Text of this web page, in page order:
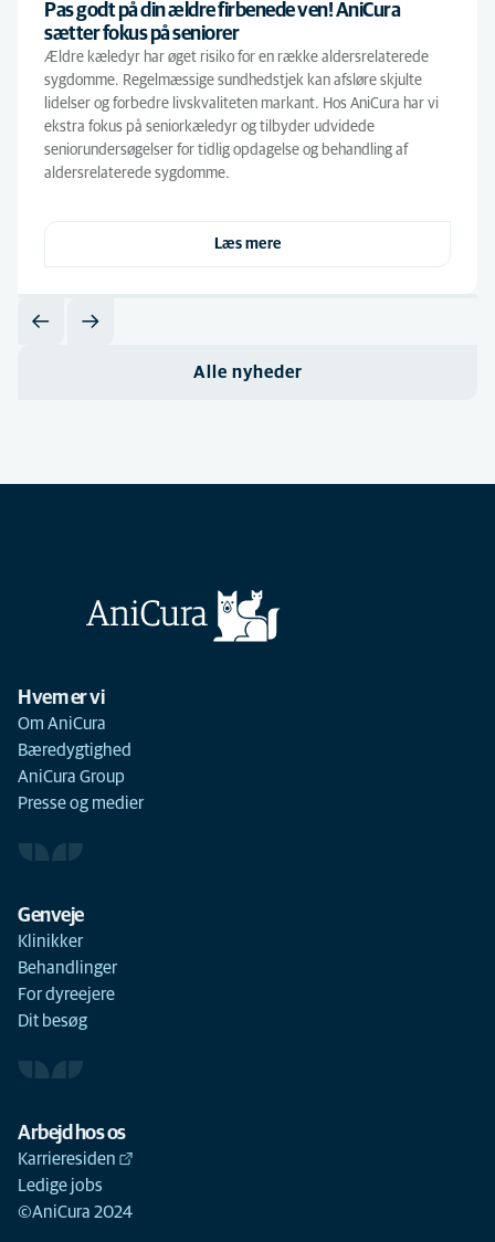
Pas godt på din ældre firbenede ven! AniCura
sætter fokus på seniorer
Ældre kæledyr har øget risiko for en række aldersrelaterede
sygdomme. Regelmæssige sundhedstjek kan afsløre skjulte
lidelser og forbedre livskvaliteten markant. Hos AniCura har vi
ekstra fokus på seniorkæledyr og tilbyder udvidede
seniorundersøgelser for tidlig opdagelse og behandling af
aldersrelaterede sygdomme.
Læs mere
Alle nyheder
Hvem er vi
Om AniCura
Bæredygtighed
AniCura Group
Presse og medier
Genveje
Klinikker
Behandlinger
For dyreejere
Dit besøg
Arbejd hos os
Karrieresiden
Ledige jobs
©AniCura 2024